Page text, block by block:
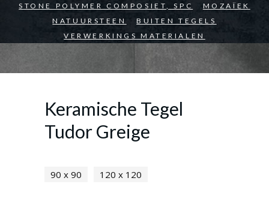
STONE POLYMER COMPOSIET, SPC
MOZAÏEK
NATUURSTEEN
BUITEN TEGELS
VERWERKINGS MATERIALEN
Keramische Tegel
Tudor Greige
90 x 90 120 x 120